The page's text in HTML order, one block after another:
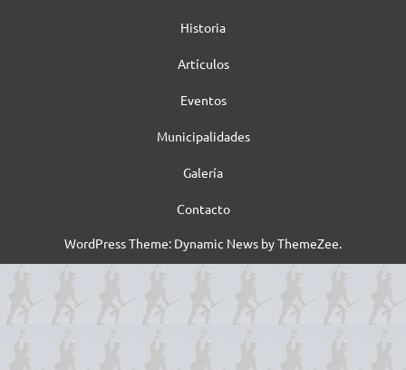
Historia
Artículos
Eventos
Municipalidades
Galería
Contacto
WordPress Theme: Dynamic News by ThemeZee.